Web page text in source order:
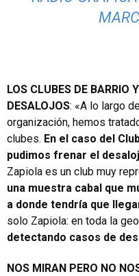
LOS CLUBES DE BARRIO
DESALOJOS: «A lo largo
organización, hemos
clubes. En el caso del
pudimos frenar el
Zapiola es un club muy
una muestra cabal que
a donde tendría que
solo Zapiola: en toda la
detectando casos de
NOS MIRAN PERO NO